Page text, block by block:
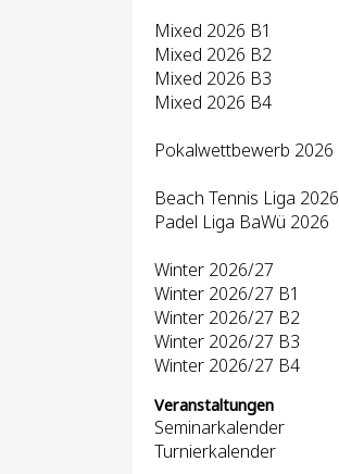
Mixed 2026 B1
Mixed 2026 B2
Mixed 2026 B3
Mixed 2026 B4
Pokalwettbewerb 2026
Beach Tennis Liga 2026
Padel Liga BaWü 2026
Winter 2026/27
Winter 2026/27 B1
Winter 2026/27 B2
Winter 2026/27 B3
Winter 2026/27 B4
Veranstaltungen
Seminarkalender
Turnierkalender